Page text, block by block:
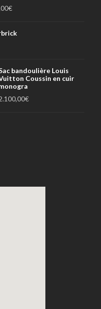
€
bandoulière Louis
Coussin en cuir
€